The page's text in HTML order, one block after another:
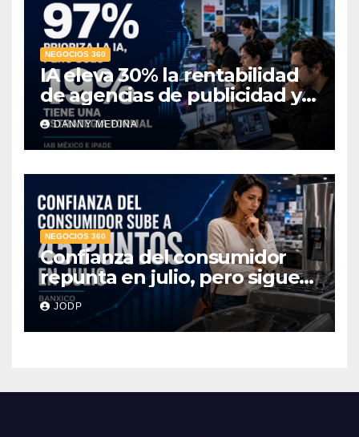
NEGOCIOS 360
IA eleva 30% la rentabilidad
de agencias de publicidad y
pone en jaque el cobro por
hora: IAB México e IPADE
DANNY MEDINA
NEGOCIOS 360
Confianza del consumidor
repunta en julio, pero sigue
por debajo de 2025: Banxico
JODP